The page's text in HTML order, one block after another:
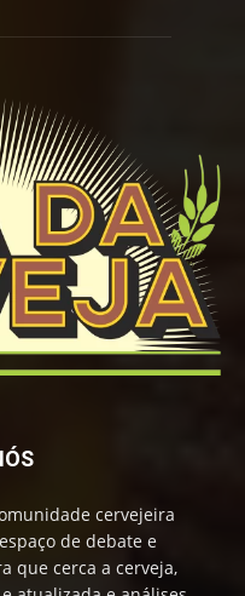
cervejeira
de debate e
que cerca a cerveja,